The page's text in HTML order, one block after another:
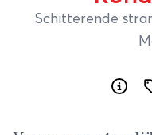
Schitterende